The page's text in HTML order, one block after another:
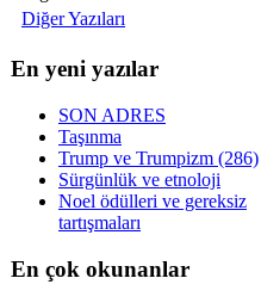
Diğer Yazıları
En yeni yazılar
SON ADRES
Taşınma
Trump ve Trumpizm (286)
Sürgünlük ve etnoloji
Noel ödülleri ve gereksiz
tartışmaları
En çok okunanlar